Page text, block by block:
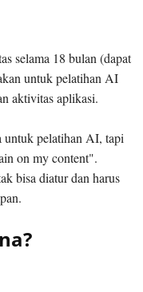
selama 18 bulan (dapat
untuk pelatihan AI
aktivitas aplikasi.
untuk pelatihan AI, tapi
on my content".
bisa diatur dan harus